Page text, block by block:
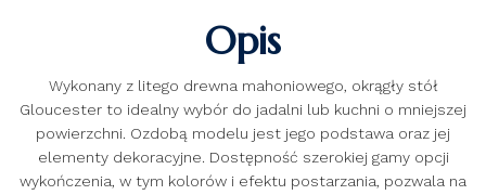
Opis
Wykonany z litego drewna mahoniowego, okrągły stół
Gloucester to idealny wybór do jadalni lub kuchni o mniejszej
powierzchni. Ozdobą modelu jest jego podstawa oraz jej
elementy dekoracyjne. Dostępność szerokiej gamy opcji
wykończenia, w tym kolorów i efektu postarzania, pozwala na